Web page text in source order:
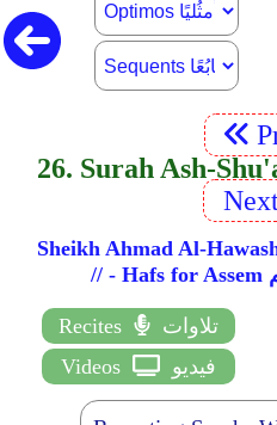
Recites تلاوات
Videos
فيديو